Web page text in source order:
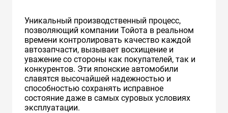
Уникальный производственный процесс,
позволяющий компании Тойота в реальном
времени контролировать качество каждой
автозапчасти, вызывает восхищение и
уважение со стороны как покупателей, так и
конкурентов. Эти японские автомобили
славятся высочайшей надежностью и
способностью сохранять исправное
состояние даже в самых суровых условиях
эксплуатации.